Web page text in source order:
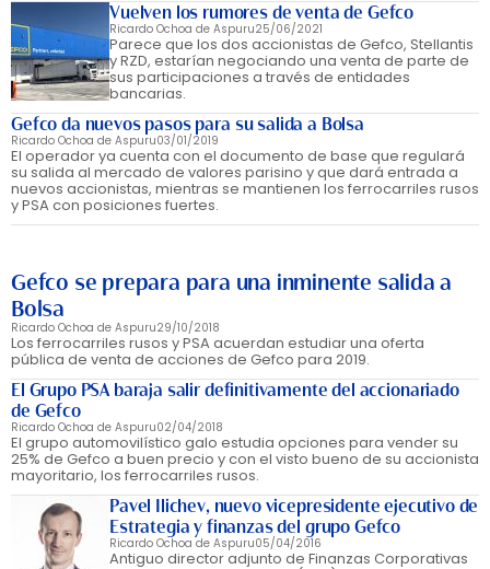
Vuelven los rumores de venta de Gefco
Ricardo Ochoa de Aspuru25/06/2021
Parece que los dos accionistas de Gefco, Stellantis
y RZD, estarían negociando una venta de parte de
sus participaciones a través de entidades
bancarias.
Gefco da nuevos pasos para su salida a Bolsa
Ricardo Ochoa de Aspuru03/01/2019
El operador ya cuenta con el documento de base que regulará
su salida al mercado de valores parisino y que dará entrada a
nuevos accionistas, mientras se mantienen los ferrocarriles rusos
y PSA con posiciones fuertes.
Gefco se prepara para una inminente salida a
Bolsa
Ricardo Ochoa de Aspuru29/10/2018
Los ferrocarriles rusos y PSA acuerdan estudiar una oferta
pública de venta de acciones de Gefco para 2019.
El Grupo PSA baraja salir definitivamente del accionariado
de Gefco
Ricardo Ochoa de Aspuru02/04/2018
El grupo automovilístico galo estudia opciones para vender su
25% de Gefco a buen precio y con el visto bueno de su accionista
mayoritario, los ferrocarriles rusos.
Pavel Ilichev, nuevo vicepresidente ejecutivo de
Estrategia y finanzas del grupo Gefco
Ricardo Ochoa de Aspuru05/04/2016
Antiguo director adjunto de Finanzas Corporativas